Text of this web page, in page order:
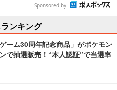
Sponsored by
ンキング
ーム30周年記念商品」がポケモン
で抽選販売！“本人認証”で当選率